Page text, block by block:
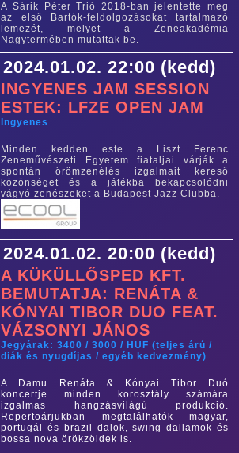
A Sárik Péter Trió 2018-ban jelentette meg
az első Bartók-feldolgozásokat tartalmazó
lemezét, melyet a Zeneakadémia
Nagytermében mutattak be.
2024.01.02. 22:00 (kedd)
INGYENES JAM SESSION
ESTEK: LFZE OPEN JAM
Ingyenes
Minden kedden este a Liszt Ferenc
Zeneművészeti Egyetem fiataljai várják a
spontán örömzenélés izgalmait kereső
közönséget és a játékba bekapcsolódni
vágyó zenészeket a Budapest Jazz Clubba.
2024.01.02. 20:00 (kedd)
A KÜKÜLLŐSPED KFT.
BEMUTATJA: RENÁTA &
KÓNYAI TIBOR DUO FEAT.
VÁZSONYI JÁNOS
Jegyárak: 3400 / 3000 / HUF (teljes árú /
diák és nyugdíjas / egyéb kedvezmény)
A Damu Renáta & Kónyai Tibor Duó
koncertje minden korosztály számára
izgalmas hangzásvilágú produkció.
Repertoárjukban megtalálhatók magyar,
portugál és brazil dalok, swing dallamok és
bossa nova örökzöldek is.